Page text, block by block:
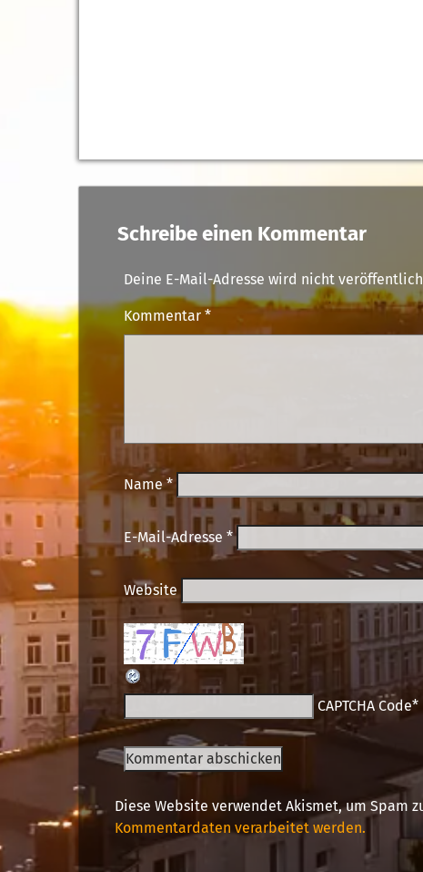
Schreibe einen Kommentar
Deine E-Mail-Adresse wird nicht
Kommentar *
Name*
E-Mail-Adresse *
Website
CAPTCHA Code*
Diese Website verwendet Akismet, um Spam
Kommentardaten verarbeitet werden.